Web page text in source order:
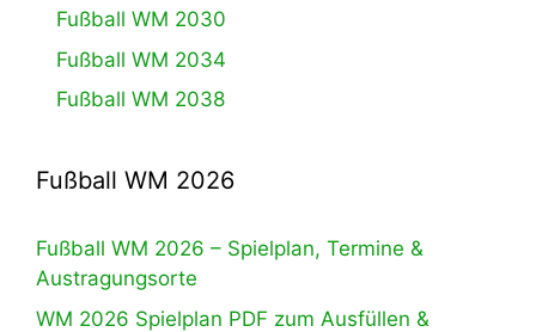
Fußball WM 2030
Fußball WM 2034
Fußball WM 2038
Fußball WM 2026
Fußball WM 2026 – Spielplan, Termine &
Austragungsorte
WM 2026 Spielplan PDF zum Ausfüllen &